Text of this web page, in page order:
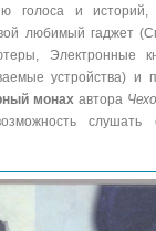
голоса и историй,
любимый гаджет
Электронные
устройства) и
монах автора
слушать